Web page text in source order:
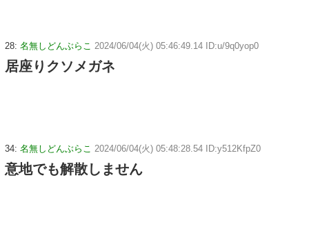
28: 名無しどんぶらこ 2024/06/04(火) 05:46:49.14 ID:u/9q0yop0
居座りクソメガネ
34: 名無しどんぶらこ 2024/06/04(火) 05:48:28.54 ID:y512KfpZ0
意地でも解散しません